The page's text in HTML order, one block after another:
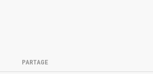
PARTAGE